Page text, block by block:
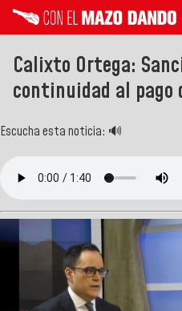
Calixto Ortega:
continuidad al pago
Escucha esta noticia: 🔊